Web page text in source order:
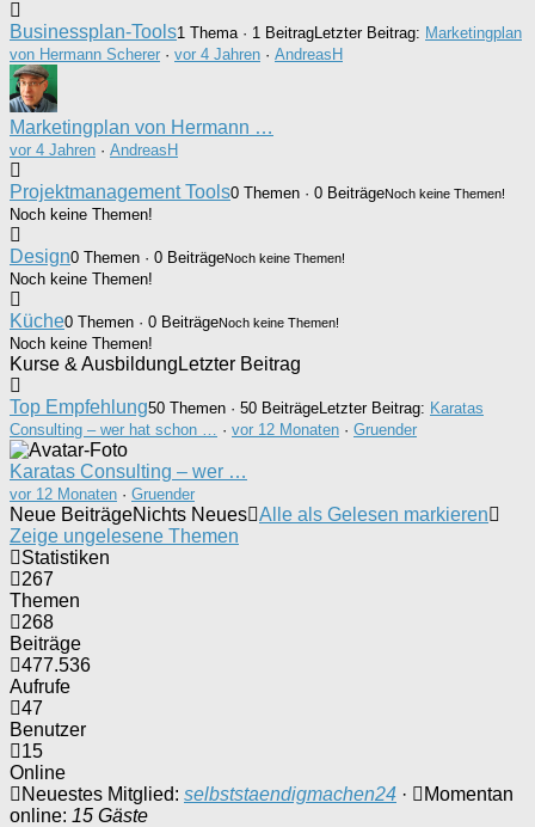
Businessplan-Tools1 Thema · 1 BeitragLetzter Beitrag: Marketingplan
von Hermann Scherer · vor 4 Jahren · AndreasH
Marketingplan von Hermann …
vor 4 Jahren · AndreasH
Projektmanagement Tools0 Themen · 0 BeiträgeNoch keine Themen!
Noch keine Themen!
Design0 Themen · 0 BeiträgeNoch keine Themen!
Noch keine Themen!
Küche0 Themen · 0 BeiträgeNoch keine Themen!
Noch keine Themen!
Kurse & Ausbildung Letzter Beitrag
Top Empfehlung50 Themen · 50 BeiträgeLetzter Beitrag: Karatas
Consulting – wer hat schon …
· vor 12 Monaten · Gruender
Karatas Consulting – wer …
vor 12 Monaten · Gruender
Neue BeiträgeNichts Neues Alle als Gelesen markieren
Zeige ungelesene Themen
Statistiken
267
Themen
268
Beiträge
477.536
Aufrufe
47
Benutzer
15
Online
Neuestes Mitglied: selbststaendigmachen24 ·
Momentan
online: 15 Gäste